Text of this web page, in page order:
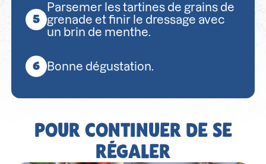
Parsemer les tartines de grains de
grenade et finir le dressage avec
un brin de menthe.
Bonne dégustation.
POUR CONTINUER DE SE
RÉGALER